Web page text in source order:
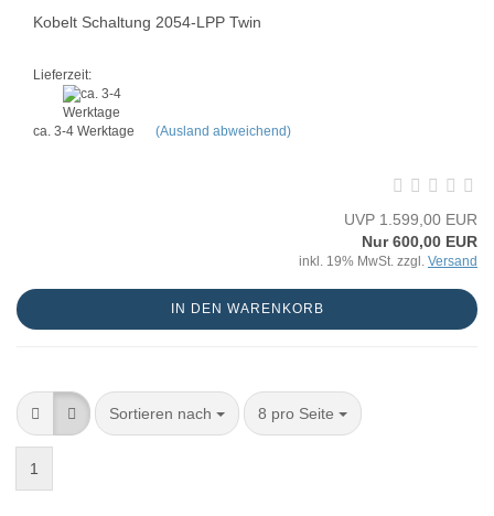
Kobelt Schaltung 2054-LPP Twin
Lieferzeit:
ca. 3-4 Werktage (Ausland abweichend)
UVP 1.599,00 EUR
Nur 600,00 EUR
inkl. 19% MwSt. zzgl. Versand
IN DEN WARENKORB
Sortieren nach 8 pro Seite
1